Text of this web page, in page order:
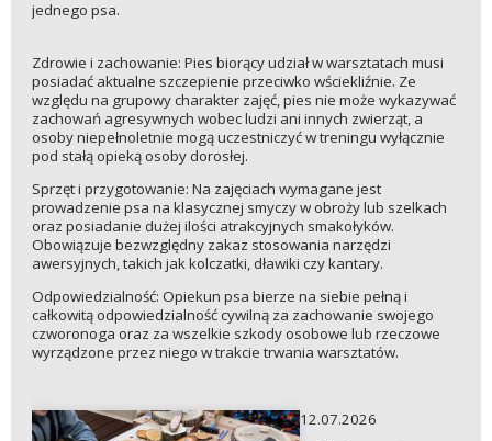
jednego psa.
Zdrowie i zachowanie: Pies biorący udział w warsztatach musi
posiadać aktualne szczepienie przeciwko wściekliźnie. Ze
względu na grupowy charakter zajęć, pies nie może wykazywać
zachowań agresywnych wobec ludzi ani innych zwierząt, a
osoby niepełnoletnie mogą uczestniczyć w treningu wyłącznie
pod stałą opieką osoby dorosłej.
Sprzęt i przygotowanie: Na zajęciach wymagane jest
prowadzenie psa na klasycznej smyczy w obroży lub szelkach
oraz posiadanie dużej ilości atrakcyjnych smakołyków.
Obowiązuje bezwzględny zakaz stosowania narzędzi
awersyjnych, takich jak kolczatki, dławiki czy kantary.
Odpowiedzialność: Opiekun psa bierze na siebie pełną i
całkowitą odpowiedzialność cywilną za zachowanie swojego
czworonoga oraz za wszelkie szkody osobowe lub rzeczowe
wyrządzone przez niego w trakcie trwania warsztatów.
12.07.2026